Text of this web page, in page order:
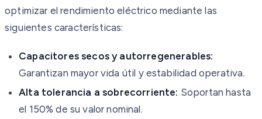
optimizar el rendimiento eléctrico mediante las
siguientes características:
Capacitores secos y autorregenerables:
Garantizan mayor vida útil y estabilidad operativa.
Alta tolerancia a sobrecorriente: Soportan hasta
el 150% de su valor nominal.